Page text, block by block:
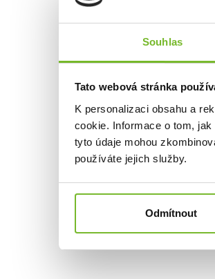
Souhlas
Tato webová stránka
K personalizaci obsahu a
cookie. Informace o tom,
tyto údaje mohou
používáte jejich služby.
Odmítnout